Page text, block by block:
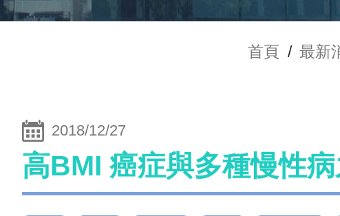
首頁 / 最新
2018/12/27
高BMI 癌症與多種慢性